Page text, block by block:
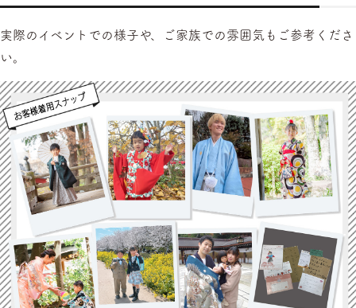
実際のイベントでの様子や、ご家族での雰囲気もご参考くださ
い。